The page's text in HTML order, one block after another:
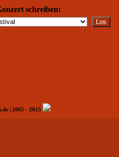
schreiben:
| 2005 - 2015